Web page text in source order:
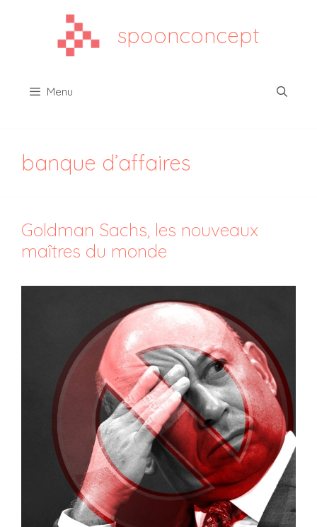
spoonconcept
Menu
banque d’affaires
Goldman Sachs, les nouveaux
maîtres du monde